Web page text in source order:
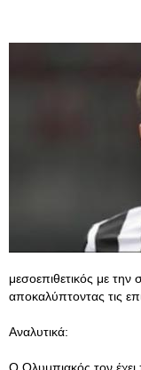
μεσοεπιθετικός με
αποκαλύπτοντας τις
Αναλυτικά: